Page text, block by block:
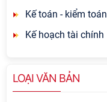
Kế toán - kiểm toán
Kế hoạch tài chính
LOẠI VĂN BẢN